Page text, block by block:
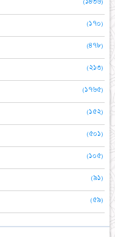
(১৭০)
(৪৭৮)
(২১৩)
(১৭৬৫)
(১৫২)
(৫০১)
(১০৫)
(৯১)
(৫৯)